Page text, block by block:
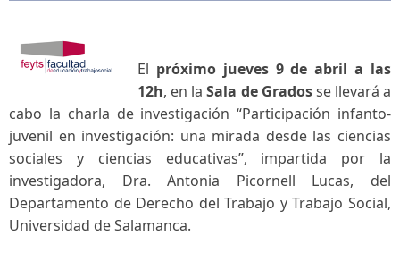
El próximo jueves 9 de abril a las
12h, en laSala de Gradosse llevará a
cabo la charla de investigación “Participación infanto-
juvenil en investigación: una mirada desde las ciencias
sociales y ciencias educativas”, impartida por la
investigadora, Dra. Antonia Picornell Lucas, del
Departamento de Derecho del Trabajo y Trabajo Social,
Universidad de Salamanca.